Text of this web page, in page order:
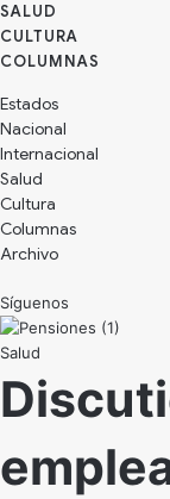
SALUD
CULTURA
Estados
Nacional
Internacional
Salud
Cultura
Archivo
Síguenos
Salud